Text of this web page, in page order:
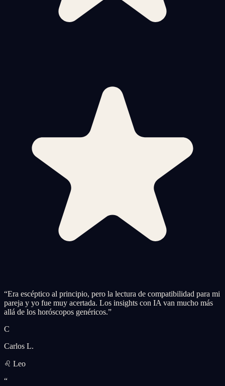
“Era escéptico al principio, pero la lectura de compatibilidad para mi
pareja y yo fue muy acertada. Los insights con IA van mucho más
allá de los horóscopos genéricos.”
C
Carlos L.
♌ Leo
“